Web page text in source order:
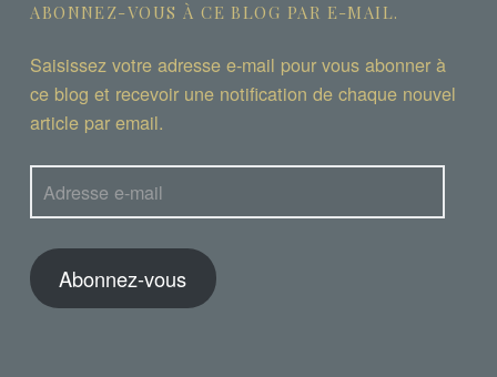
ABONNEZ-VOUS À CE BLOG PAR E-MAIL.
Saisissez votre adresse e-mail pour vous abonner à
ce blog et recevoir une notification de chaque nouvel
article par email.
e-
Abonnez-vous